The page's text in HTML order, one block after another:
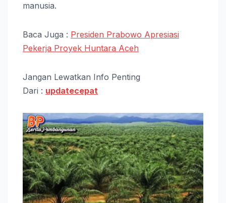
manusia.
Baca Juga : Presiden Prabowo Apresiasi
Pekerja Proyek Huntara Aceh
Jangan Lewatkan Info Penting
Dari : updatecepat